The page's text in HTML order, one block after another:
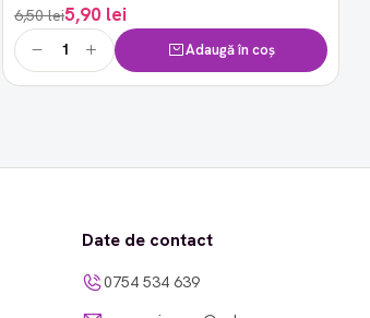
6,50 lei5,90 lei
Adaugă în coș
Date de contact
0754 534 639